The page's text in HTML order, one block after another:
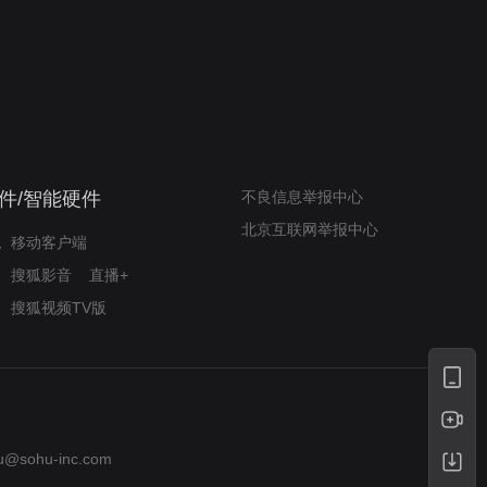
/智能硬件
移动客户端
搜狐影音
直播+
搜狐视频TV版
不良信息举报中心
北京互联网举报中心
inc.com